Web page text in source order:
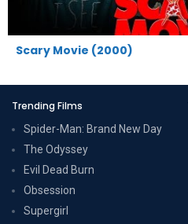
Scary Movie (2000)
Trending Films
Spider-Man: Brand New Day
The Odyssey
Evil Dead Burn
Obsession
Supergirl